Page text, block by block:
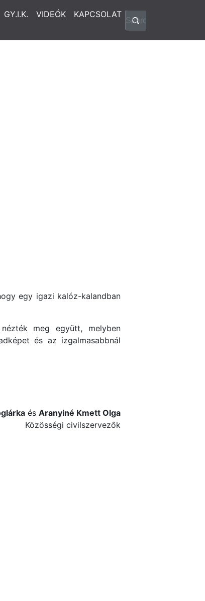
GY.I.K. VIDEÓK KAPCSOLAT
egy igazi kalóz-kalandban
meg együtt, melyben
és az izgalmasabbnál
és Aranyiné Kmett Olga
Közösségi civilszervezők